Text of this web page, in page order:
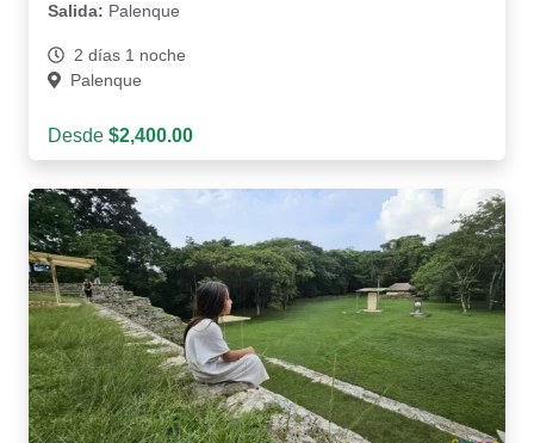
Salida: Palenque
2 días 1 noche
Palenque
Desde $2,400.00